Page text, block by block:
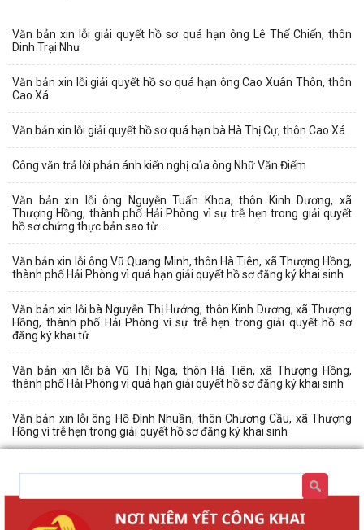
Văn bản xin lỗi giải quyết hồ sơ quá hạn ông Lê Thế Chiến, thôn
Dinh Trại Như
Văn bản xin lỗi giải quyết hồ sơ quá hạn ông Cao Xuân Thôn, thôn
Cao Xá
Văn bản xin lỗi giải quyết hồ sơ quá hạn bà Hà Thị Cự, thôn Cao Xá
Công văn trả lời phản ánh kiến nghị của ông Nhữ Văn Điểm
Văn bản xin lỗi ông Nguyễn Tuấn Khoa, thôn Kinh Dương, xã
Thượng Hồng, thành phố Hải Phòng vì sự trễ hẹn trong giải quyết
hồ sơ chứng thực bản sao từ...
Văn bản xin lỗi ông Vũ Quang Minh, thôn Hà Tiên, xã Thượng Hồng,
thành phố Hải Phòng vì quá hạn giải quyết hồ sơ đăng ký khai sinh
Văn bản xin lỗi bà Nguyễn Thị Hướng, thôn Kinh Dương, xã Thượng
Hồng, thành phố Hải Phòng vì sự trễ hẹn trong giải quyết hồ sơ
đăng ký khai tử
Văn bản xin lỗi bà Vũ Thị Nga, thôn Hà Tiên, xã Thượng Hồng,
thành phố Hải Phòng vì quá hạn giải quyết hồ sơ đăng ký khai sinh
Văn bản xin lỗi ông Hồ Đình Nhuần, thôn Chương Cầu, xã Thượng
Hồng vì trễ hẹn trong giải quyết hồ sơ đăng ký khai sinh